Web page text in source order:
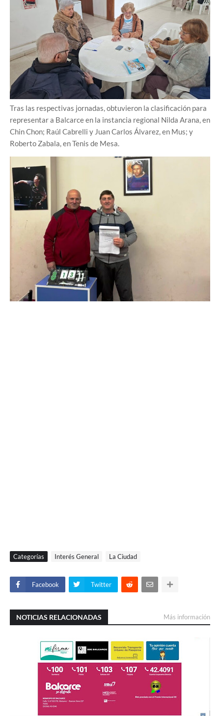
Tras las respectivas jornadas, obtuvieron la clasificación para
representar a Balcarce en la instancia regional Nilda Arana, en
Chin Chon; Raúl Cabrelli y Juan Carlos Álvarez, en Mus; y
Roberto Zabala, en Tenis de Mesa.
Categorías Interés General La Ciudad
Facebook Twitter
NOTICIAS RELACIONADAS Más información